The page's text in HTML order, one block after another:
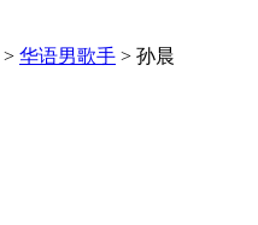
> 华语男歌手 > 孙晨